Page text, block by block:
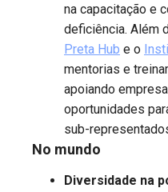
na capacitação e
deficiência. Além
Preta Hub e o
mentorias e
apoiando
oportunidades
sub-
No mundo
Diversidade na